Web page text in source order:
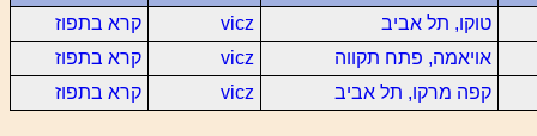
טוקו, תל אביב
vicz
קרא בתפוז
אויאמה, פתח תקווה
vicz
קרא בתפוז
קפה מרקו, תל אביב
vicz קרא בתפוז